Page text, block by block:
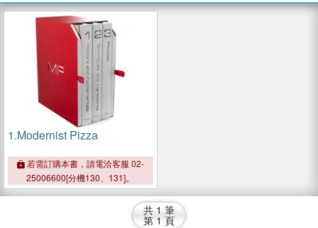
1.Modernist Pizza
若需訂購本書，請電洽客服 02-
25006600[分機130、131]。
共 1 筆
第 1 頁